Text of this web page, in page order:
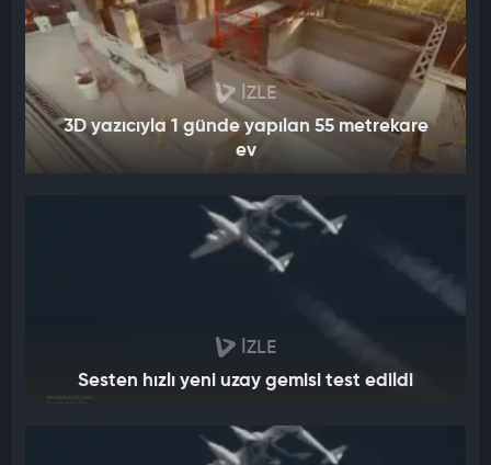
İZLE
3D yazıcıyla 1 günde yapılan 55 metrekare
ev
İZLE
Sesten hızlı yeni uzay gemisi test edildi